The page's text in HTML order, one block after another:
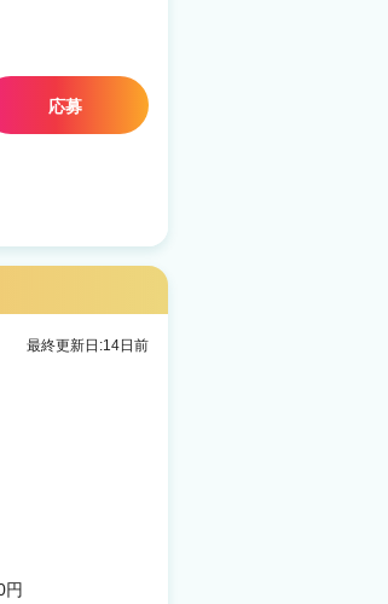
応募
最終更新日:14日前
円